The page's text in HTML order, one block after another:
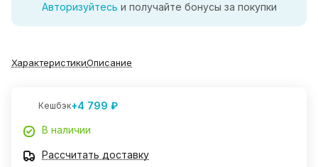
Авторизуйтесь и получайте бонусы за покупки
ХарактеристикиОписание
Кешбэк+4 799 ₽
В наличии
Рассчитать доставку